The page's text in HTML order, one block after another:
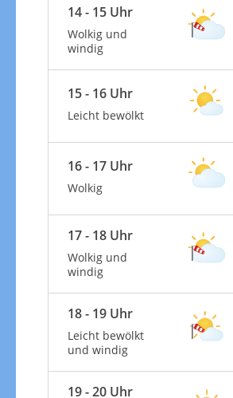
14 - 15 Uhr
Wolkig und
windig
15 - 16 Uhr
Leicht bewölkt
16 - 17 Uhr
Wolkig
17 - 18 Uhr
Wolkig und
windig
18 - 19 Uhr
Leicht bewölkt
und windig
19 - 20 Uhr